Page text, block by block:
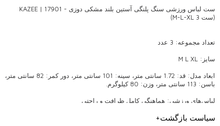
ست لباس ورزشی سنگ پلنگی آستین بلند مشکی دوزی - 17901 | KAZEE
(ست 3 M-L-XL)
تعداد مجموعه: 3 عدد
سایز: M L XL
ابعاد مدل: قد: 1.72 سانتی متر، سینه: 101 سانتی متر، دور کمر: 82 سانتی متر،
باسن: 113 سانتی متر، وزن: 80 کیلوگرم.
لباس‌های ورزشی: هماهنگی کامل ظرافت و راحتی
لباس های ورزشی به دلیل ساختار همه کاره و کاربردی در زندگی روزمره و
سیاست بازگشت+